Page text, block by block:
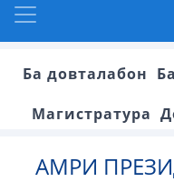
Ба довталабон
Магистратура
АМРИ